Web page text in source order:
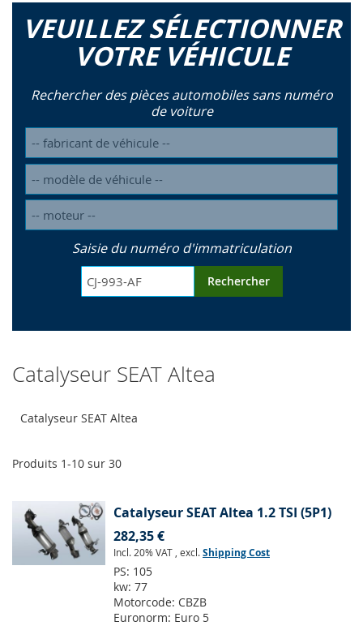
VEUILLEZ SÉLECTIONNER
VOTRE VÉHICULE
Rechercher des pièces automobiles sans numéro
de voiture
Saisie du numéro d'immatriculation
Rechercher
Catalyseur SEAT Altea
Catalyseur SEAT Altea
Produits 1-10 sur 30
Catalyseur SEAT Altea 1.2 TSI (5P1)
282,35 €
Incl. 20% VAT , excl.Shipping Cost
PS: 105
kw: 77
Motorcode: CBZB
Euronorm: Euro 5